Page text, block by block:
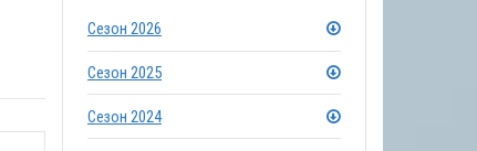
Сезон 2026
Сезон 2025
Сезон 2024